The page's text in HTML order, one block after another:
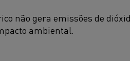
não gera emissões de
ambiental.